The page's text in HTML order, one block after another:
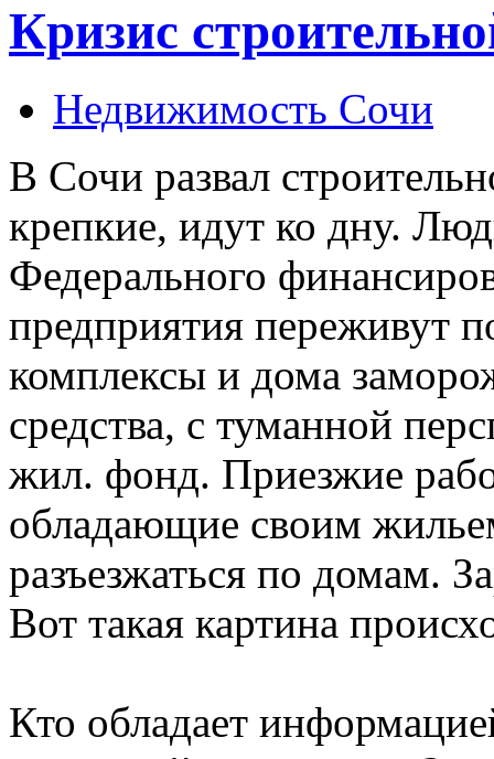
Кризис
Недвижимость Сочи
В Сочи развал
крепкие, идут ко дну.
Федерального
предприятия переживут
комплексы и дома
средства, с туманной
жил. фонд. Приезжие
обладающие своим
разъезжаться по домам.
Вот такая картина
Кто обладает